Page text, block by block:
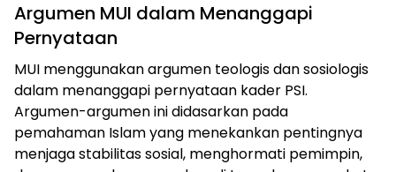
Argumen MUI dalam Menanggapi
Pernyataan
MUI menggunakan argumen teologis dan sosiologis
dalam menanggapi pernyataan kader PSI.
Argumen-argumen ini didasarkan pada
pemahaman Islam yang menekankan pentingnya
menjaga stabilitas sosial, menghormati pemimpin,